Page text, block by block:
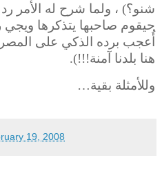
شنو؟) ، ولما شرح له الأمر
حيقوم صاحبها يتذكرها ويجي
أُعجب برده الذكي على
هنا بلدنا آمنة!!!).
وللأمثلة بقية…
19, 2008